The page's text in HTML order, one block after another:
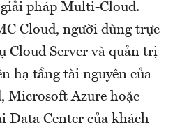
pháp Multi-Cloud.
Cloud, người dùng trực
Cloud Server và quản trị
hạ tầng tài nguyên của
Microsoft Azure hoặc
Data Center của khách